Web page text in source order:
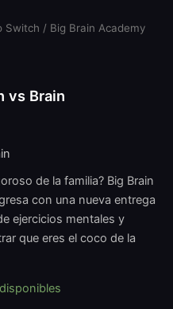
Switch / Big Brain Academy
vs Brain
de la familia? Big Brain
con una nueva entrega
ejercicios mentales y
que eres el coco de la